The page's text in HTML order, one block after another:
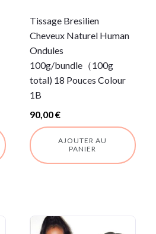
Tissage Bresilien
Cheveux Naturel Human
Ondules
100g/bundle（100g
total) 18 Pouces Colour
1B
90,00€
AJOUTER AU
PANIER